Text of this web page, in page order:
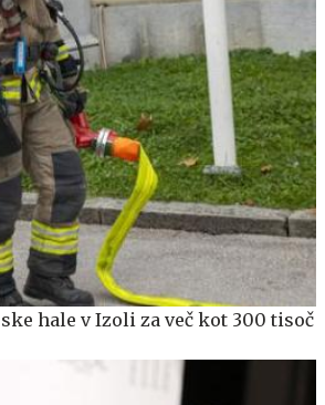
hale v Izoli za več kot 300 tisoč